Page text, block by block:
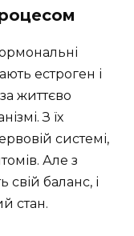
естроген і
життєво
З їх
системі,
Але з
свій баланс, і
стан.